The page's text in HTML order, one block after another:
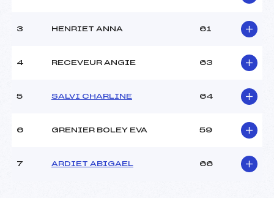
Point Haut :
Style :
L
3 HENRIET ANNA 61
4 RECEVEUR ANGIE 63
5 SALVI CHARLINE 64
6 GRENIER BOLEY EVA 59
7 ARDIET ABIGAEL 66